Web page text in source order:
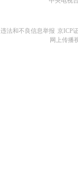
违法和不良信息举报 京ICP
网上传播